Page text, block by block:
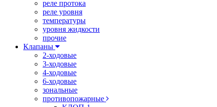
реле протока
реле уровня
температуры
уровня жидкости
прочие
Клапаны
2-ходовые
3-ходовые
4-ходовые
6-ходовые
зональные
противопожарные